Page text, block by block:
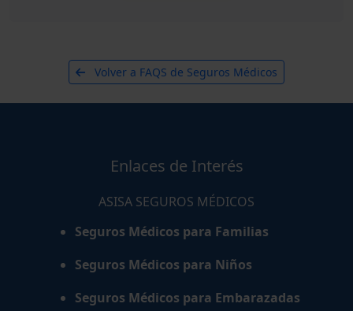
Volver a FAQS de Seguros Médicos
Enlaces de Interés
ASISA SEGUROS MÉDICOS
Seguros Médicos para Familias
Seguros Médicos para Niños
Seguros Médicos para Embarazadas